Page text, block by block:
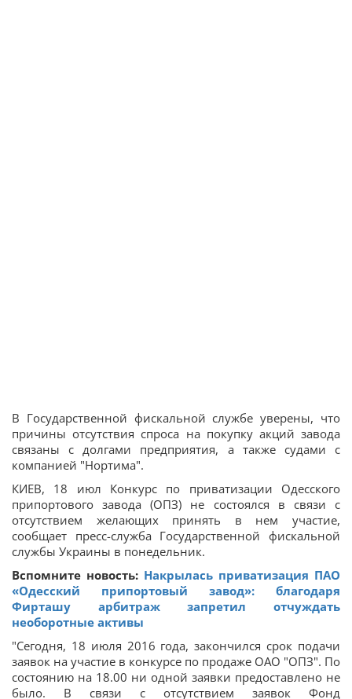
В Государственной фискальной службе уверены, что
причины отсутствия спроса на покупку акций завода
связаны с долгами предприятия, а также судами с
компанией "Нортима".
КИЕВ, 18 июл Конкурс по приватизации Одесского
припортового завода (ОПЗ) не состоялся в связи с
отсутствием желающих принять в нем участие,
сообщает пресс-служба Государственной фискальной
службы Украины в понедельник.
Вспомните новость: Накрылась приватизация ПАО
«Одесский припортовый завод»: благодаря
Фирташу арбитраж запретил отчуждать
необоротные активы
"Сегодня, 18 июля 2016 года, закончился срок подачи
заявок на участие в конкурсе по продаже ОАО "ОПЗ". По
состоянию на 18.00 ни одной заявки предоставлено не
было. В связи с отсутствием заявок Фонд